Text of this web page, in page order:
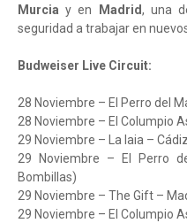
Murciay en Madrid, una
seguridad a trabajar en
Budweiser Live Circuit:
28 Noviembre – El Perro del
28 Noviembre – El Columpio
29 Noviembre – La Iaia –
29 Noviembre – El Perro
Bombillas)
29 Noviembre – The Gift –
29 Noviembre – El Columpio